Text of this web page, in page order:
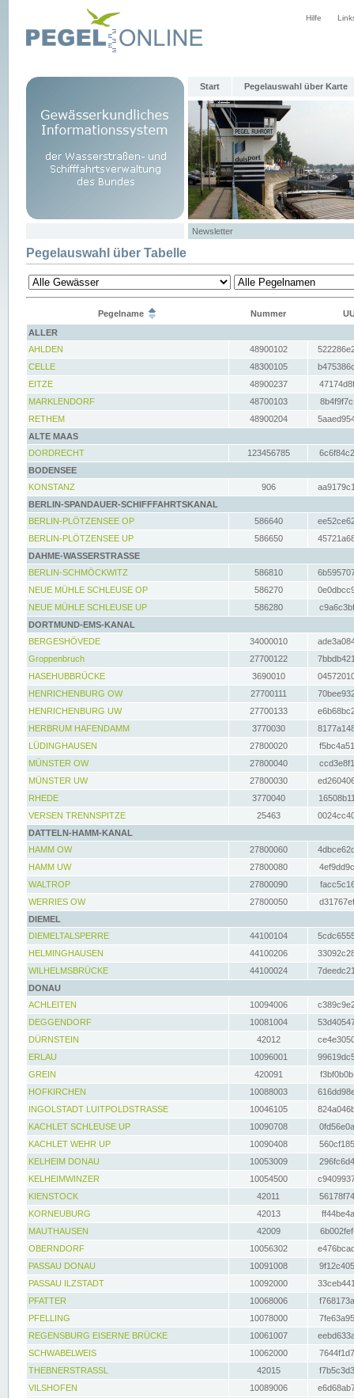
Hilfe
Start Pegelauswahl über Karte
Newsletter
Pegelauswahl über Tabelle
Pegelname Nummer
ALLER
AHLDEN
48900102
CELLE
48300105
EITZE
48900237
MARKLENDORF
48700103
RETHEM
48900204
ALTE MAAS
DORDRECHT
123456785
BODENSEE
KONSTANZ
906
BERLIN-SPANDAUER-SCHIFFFAHRTSKANAL
BERLIN-PLÖTZENSEE OP
586640
BERLIN-PLÖTZENSEE UP
586650
DAHME-WASSERSTRASSE
BERLIN-SCHMÖCKWITZ
586810
NEUE MÜHLE SCHLEUSE OP
586270
NEUE MÜHLE SCHLEUSE UP
586280
DORTMUND-EMS-KANAL
BERGESHÖVEDE
34000010
Groppenbruch
27700122
HASEHUBBRÜCKE
3690010
HENRICHENBURG OW
27700111
HENRICHENBURG UW
27700133
HERBRUM HAFENDAMM
3770030
LÜDINGHAUSEN
27800020
MÜNSTER OW
27800040
MÜNSTER UW
27800030
RHEDE
3770040
VERSEN TRENNSPITZE
25463
DATTELN-HAMM-KANAL
HAMM OW
27800060
HAMM UW
27800080
WALTROP
27800090
WERRIES OW
27800050
DIEMEL
DIEMELTALSPERRE
44100104
HELMINGHAUSEN
44100206
WILHELMSBRÜCKE
44100024
DONAU
ACHLEITEN
10094006
DEGGENDORF
10081004
DÜRNSTEIN
42012
ERLAU
10096001
GREIN
420091
HOFKIRCHEN
10088003
INGOLSTADT LUITPOLDSTRASSE
10046105
KACHLET SCHLEUSE UP
10090708
KACHLET WEHR UP
10090408
KELHEIM DONAU
10053009
KELHEIMWINZER
10054500
KIENSTOCK
42011
KORNEUBURG
42013
MAUTHAUSEN
42009
OBERNDORF
10056302
PASSAU DONAU
10091008
PASSAU ILZSTADT
10092000
PFATTER
10068006
PFELLING
10078000
REGENSBURG EISERNE BRÜCKE
10061007
SCHWABELWEIS
10062000
THEBNERSTRASSL
42015
VILSHOFEN
10089006